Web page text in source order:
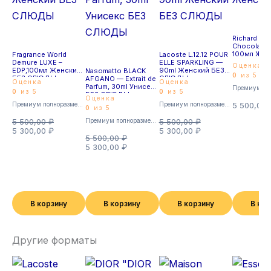
Fragrance World
Demure LUXE –
EDP,100мл Женский
БЕЗ СЛЮДЫ
Оценка
0
из 5
5 500,00₽
5 300,00 ₽
В корзину
Nasomatto BLACK
AFGANO — Extrait de
Parfum, 30ml Унисекс
БЕЗ СЛЮДЫ
Оценка
0
из 5
5 500,00₽
5 300,00₽
В корзину
Премиум полноразмерные
Lacoste L.12.12 POUR
ELLE SPARKLING —
90ml Женский БЕЗ
СЛЮДЫ
Оценка
0
из 5
5 500,00₽
5 300,00 ₽
В корзину
Richard
Chocola
100мл
Оценка
0
из 5
5 500,00
В
Другие форматы